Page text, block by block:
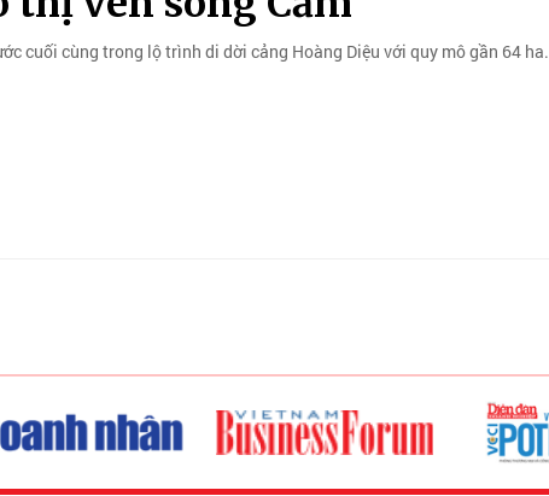
cuối cùng trong lộ trình di dời cảng Hoàng Diệu với quy mô gần 64 ha.